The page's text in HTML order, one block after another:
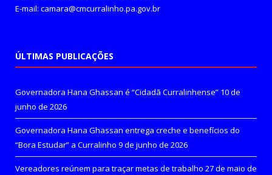
E-mail: camara@cmcurralinho.pa.gov.br
ÚLTIMAS PUBLICAÇÕES
Governadora Hana Ghassan é “Cidadã Curralinhense” 10 de
junho de 2026
Governadora Hana Ghassan entrega creche e benefícios do
“Bora Estudar” a Curralinho 9 de junho de 2026
Vereadores reúnem para traçar metas de trabalho 27 de maio de